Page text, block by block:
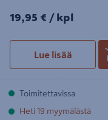
19,95€/kpl
19,95 € / kpl
Lue lisää
Toimitettavissa
Heti 19 myymälästä